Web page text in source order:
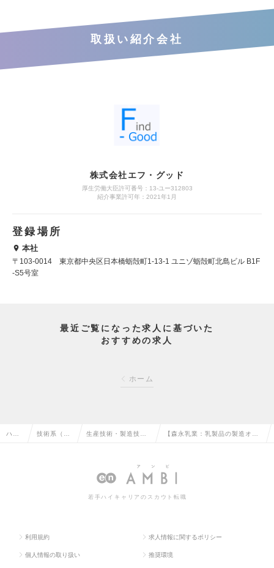
取扱い紹介会社
株式会社エフ・グッド
厚生労働大臣許可番号：13-ユー312803
紹介事業許可年：2021年1月
登録場所
本社
〒103-0014 東京都中央区日本橋蛎殻町1-13-1 ユニゾ蛎殻町北島ビル B1F
-S5号室
最近ご覧になった求人に基づいた
おすすめの求人
ホーム
ハイ 技術系（化 生産技術・製造技
グ（化学・素材・食
【森永乳業：乳製品の製造オペ
所定労働時間7.5H／転勤無し／
若手ハイキャリアのスカウト転職
利用規約 求人情報に関するポリシー
個人情報の取り扱い 推奨環境